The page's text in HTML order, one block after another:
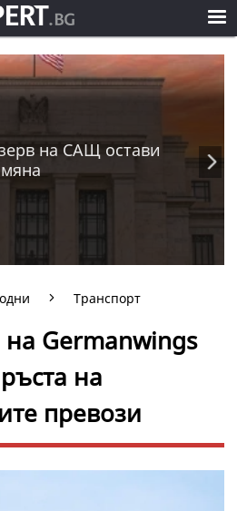
на САЩ остави
Транспорт
на Germanwings
на
превози